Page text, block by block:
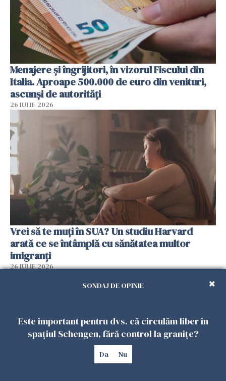
Menajere și îngrijitori, în vizorul Fiscului din
Italia. Aproape 500.000 de euro din venituri,
ascunși de autorități
26 IULIE 2026
Vrei să te muți în SUA? Un studiu Harvard
arată ce se întâmplă cu sănătatea multor
imigranți
26 IULIE 2026
SONDAJ DE OPINIE
Este important pentru dvs. că circulăm liber în
spațiul Schengen, fără control la granițe?
Da Nu